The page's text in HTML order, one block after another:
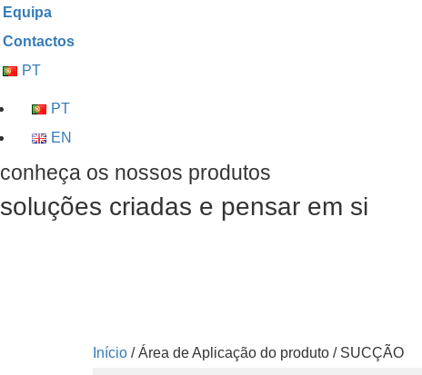
Equipa
Contactos
PT
PT
EN
conheça os nossos produtos
soluções criadas e pensar em si
Início / Área de Aplicação do produto / SUCÇÃO